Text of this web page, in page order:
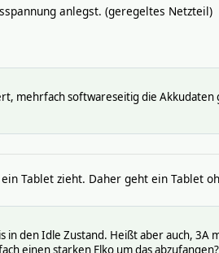
anlegst. (geregeltes Netzteil)
mehrfach softwareseitig die Akkudaten
Tablet zieht. Daher geht ein Tablet
in den Idle Zustand. Heißt aber auch,
einen starken Elko um das abzufangen?